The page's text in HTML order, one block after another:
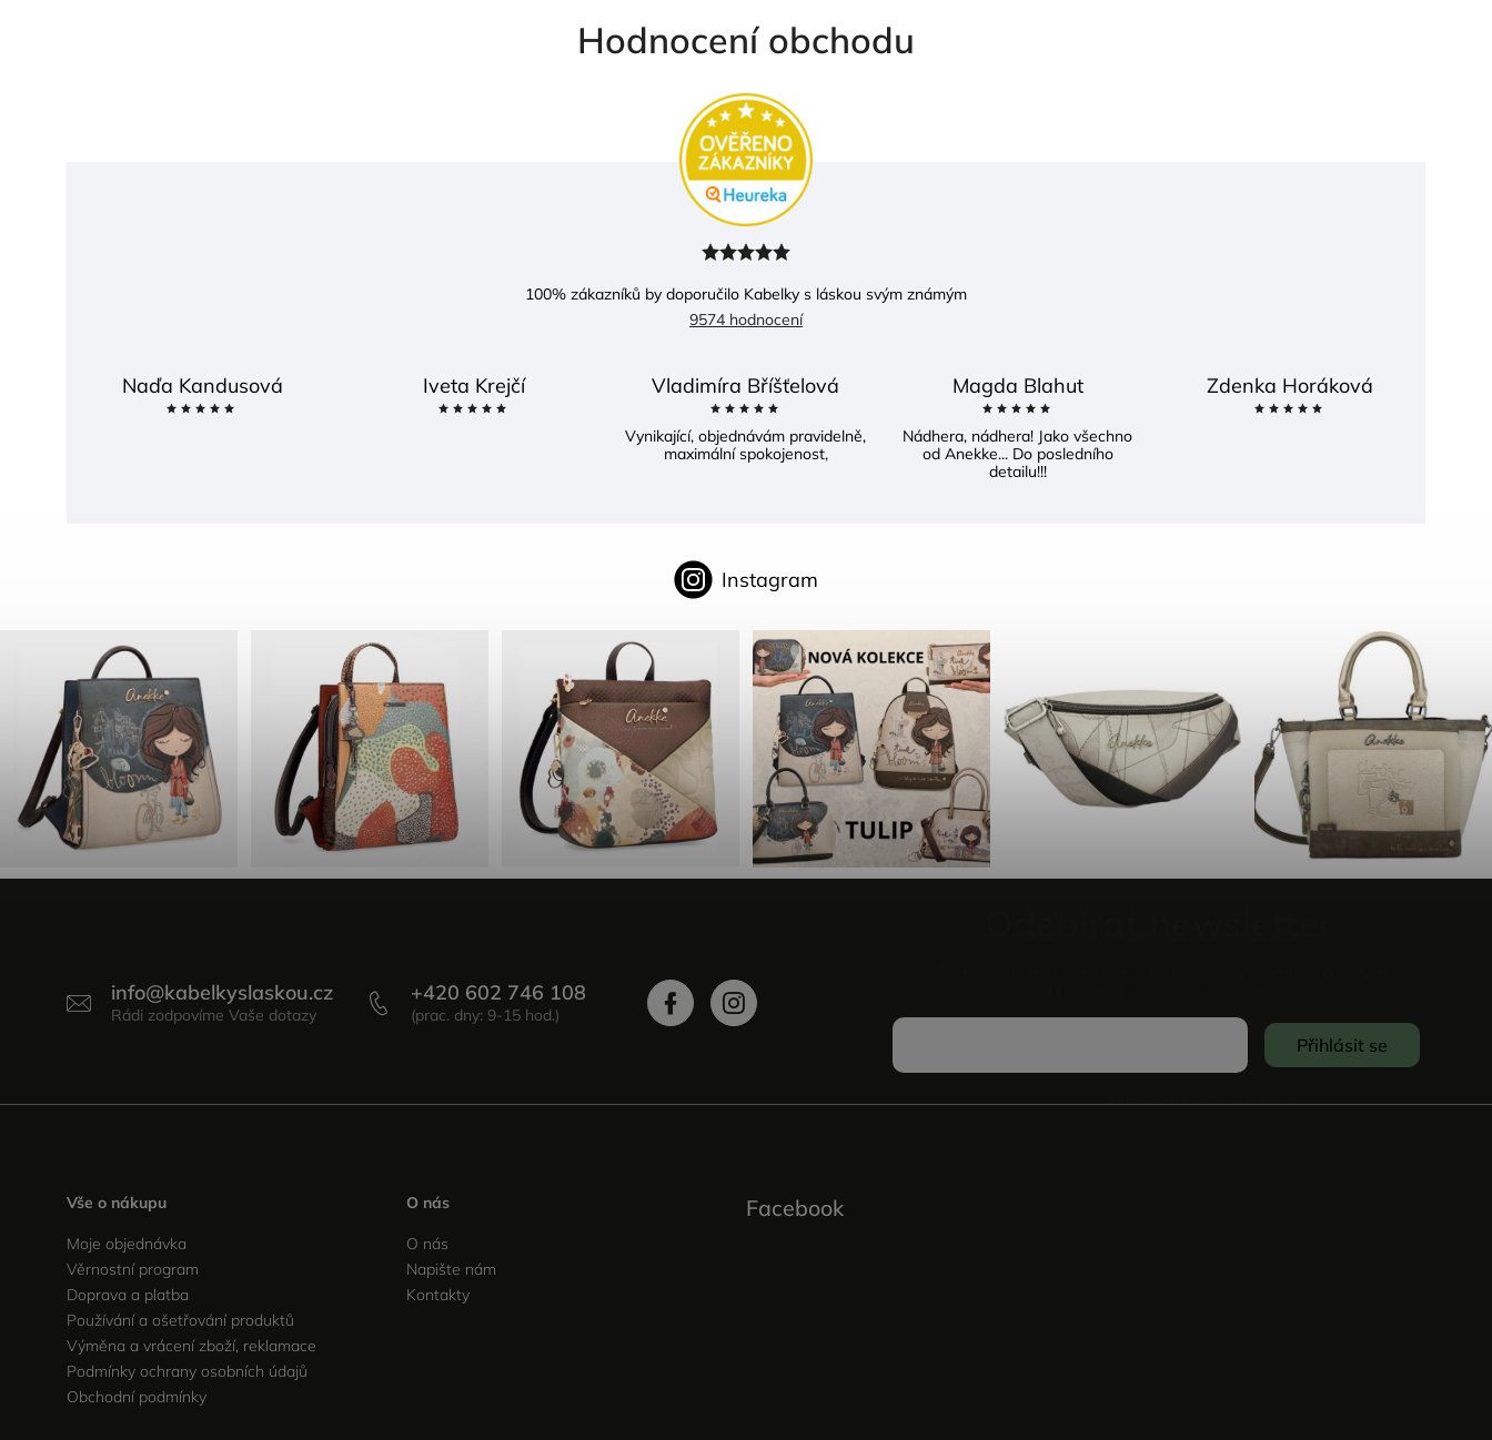
Hodnocení obchodu
100% zákazníků by doporučilo Kabelky s láskou svým známým
9574 hodnocení
Naďa Kandusová Iveta Krejčí Vladimíra Bříšťelová
Vynikající, objednávám pravidelně,
maximální spokojenost,
Magda Blahut
Nádhera, nádhera! Jako všechno
od Anekke... Do posledního
detailu!!!
Zdenka Horáková
Instagram
info@kabelkyslaskou.cz +420 602 746 108
Přihlásit se
Vše o nákupu
Moje objednávka
Věrnostní program
Doprava a platba
Používání a ošetřování produktů
Výměna a vrácení zboží, reklamace
Podmínky ochrany osobních údajů
Obchodní podmínky
O nás
O nás
Napište nám
Kontakty
Facebook